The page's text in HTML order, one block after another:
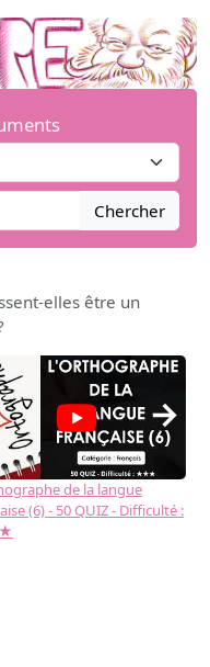
Chercher
elles être un
de la langue
(6) - 50 QUIZ - Difficulté :
→